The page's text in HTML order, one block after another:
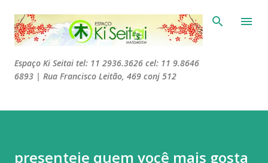
Pular para o conteúdo principal
Espaço Ki Seitai tel: 11 2936.3626 cel: 11 9.8646
6893 | Rua Francisco Leitão, 469 conj 512
presenteie quem você mais gosta